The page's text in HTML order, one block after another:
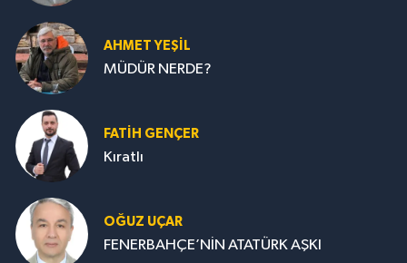
AHMET YEŞİL
MÜDÜR NERDE?
FATIH GENÇER
Kıratlı
OĞUZ UÇAR
FENERBAHÇE’NİN ATATÜRK AŞKI